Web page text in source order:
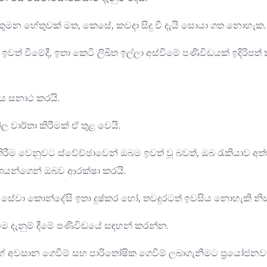
හේතුවක් මත, කෙසේ, කවදා සිදු වී දැයි සොයා ගත නොහැක.
වීමේදී, ඉතා කෙටි ලිඛිත ඉල්ලා අස්වීමේ පණිවිඩයක් ඉදිරිපත්
සනාථ කරයි.
වාර්තා කිරීමක් ඒ තුළ වෙයි.
වෙනුවට ස්වේච්ඡාවෙන් ඔබම ඉවත් වූ බවත්, ඔබ රැකියාව
ඔබව ආරක්ෂා කරයි.
කොන්දේසි ඉතා දුෂ්කර හෝ, තවදුරටත් ඉවසිය නොහැකි
දැනුම් දීමේ පණිවිඩයේ සඳහන් කරන්න.
අවසාන ගෙවීම් සහ පාරිතෝෂික ගෙවීම් ලබාගැනීමට